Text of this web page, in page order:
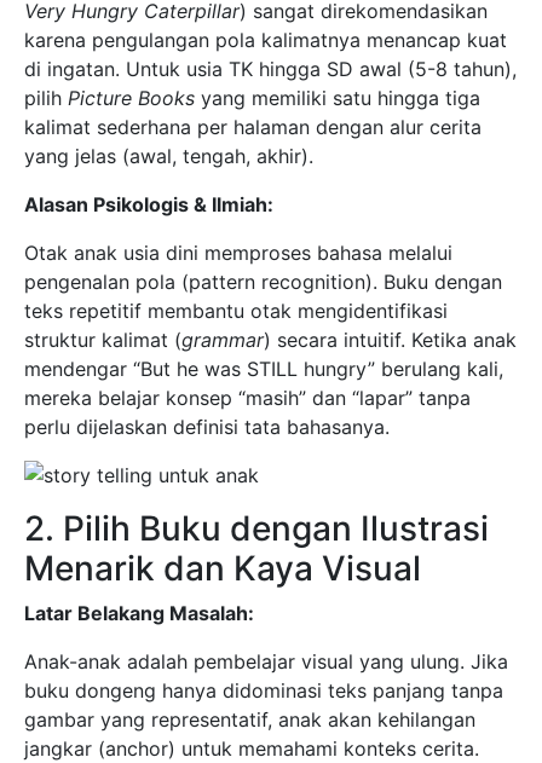
Very Hungry Caterpillar) sangat direkomendasikan
karena pengulangan pola kalimatnya menancap kuat
di ingatan. Untuk usia TK hingga SD awal (5-8 tahun),
pilih Picture Books yang memiliki satu hingga tiga
kalimat sederhana per halaman dengan alur cerita
yang jelas (awal, tengah, akhir).
Alasan Psikologis & Ilmiah:
Otak anak usia dini memproses bahasa melalui
pengenalan pola (pattern recognition). Buku dengan
teks repetitif membantu otak mengidentifikasi
struktur kalimat (grammar) secara intuitif. Ketika anak
mendengar “But he was STILL hungry” berulang kali,
mereka belajar konsep “masih” dan “lapar” tanpa
perlu dijelaskan definisi tata bahasanya.
2. Pilih Buku dengan Ilustrasi
Menarik dan Kaya Visual
Latar Belakang Masalah:
Anak-anak adalah pembelajar visual yang ulung. Jika
buku dongeng hanya didominasi teks panjang tanpa
gambar yang representatif, anak akan kehilangan
jangkar (anchor) untuk memahami konteks cerita.